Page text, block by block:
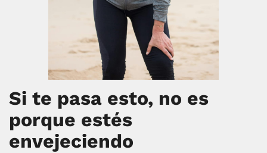
Si te pasa esto, no es
porque estés
envejeciendo